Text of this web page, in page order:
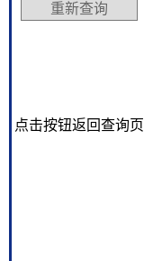
点击按钮返回查询页